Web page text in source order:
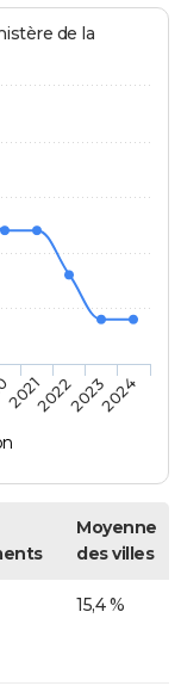
de la
2021202220232024
Moyenne
des villes
15,4 %